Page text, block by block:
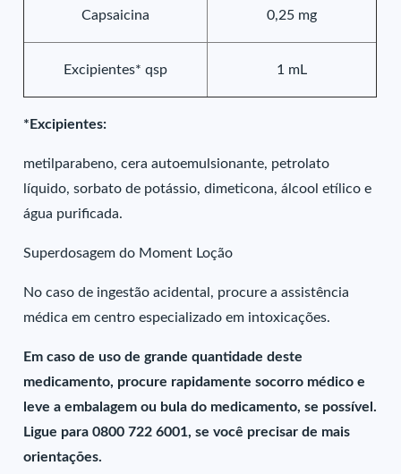
Capsaicina 0,25 mg
Excipientes* qsp 1 mL
*Excipientes:
metilparabeno, cera autoemulsionante, petrolato
líquido, sorbato de potássio, dimeticona, álcool etílico e
água purificada.
Superdosagem do Moment Loção
No caso de ingestão acidental, procure a assistência
médica em centro especializado em intoxicações.
Em caso de uso de grande quantidade deste
medicamento, procure rapidamente socorro médico e
leve a embalagem ou bula do medicamento, se possível.
Ligue para 0800 722 6001, se você precisar de mais
orientações.